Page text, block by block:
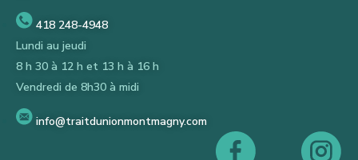
418 248-4948
Lundi au jeudi
8 h 30 à 12 h et 13 h à 16 h
Vendredi de 8h30 à midi
info@traitdunionmontmagny.com